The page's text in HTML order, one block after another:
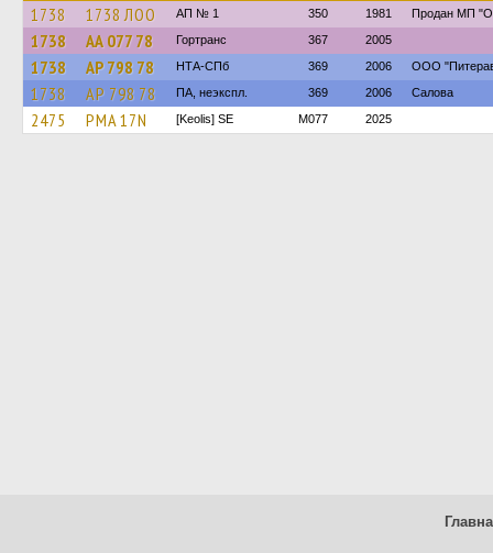
1738 1738 ЛОО АП № 1 350 1981 Продан МП
1738 АА 077 78 Гортранс 367 2005
1738 АР 798 78 НТА-СПб 369 2006 ООО
1738 АР 798 78 ПА, неэкспл. 369 2006 Салова
2475 PMA 17N [Keolis] SE M077 2025